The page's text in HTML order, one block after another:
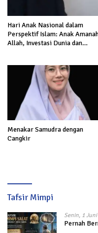
Hari Anak Nasional dalam
Perspektif Islam: Anak
Allah, Investasi Dunia dan
Menakar Samudra dengan
Cangkir
Tafsir Mimpi
Senin, 1 Juni
Pernah